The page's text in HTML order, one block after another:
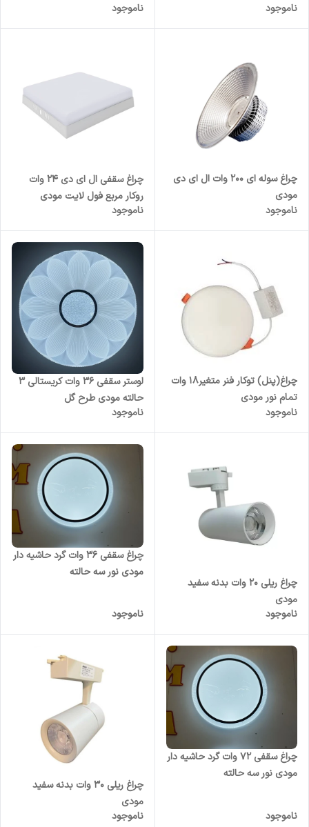
ناموجود
ناموجود
چراغ سوله ای 200 وات ال ای دی
مودی
ناموجود
چراغ سقفی ال ای دی 24 وات
روکار مربع فول لایت مودی
ناموجود
چراغ(پنل) توکار فنر متغیر18 وات
تمام نور مودی
ناموجود
لوستر سقفی 36 وات کریستالی 3
حالته مودی طرح گل
ناموجود
چراغ ریلی 20 وات بدنه سفید
مودی
ناموجود
چراغ سقفی 36 وات گرد حاشیه دار
مودی نور سه حالته
ناموجود
چراغ سقفی ۷۲ وات گرد حاشیه دار
مودی نور سه حالته
ناموجود
چراغ ریلی 30 وات بدنه سفید
مودی
ناموجود